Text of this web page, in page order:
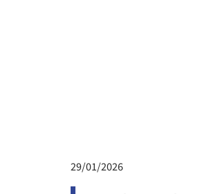
29/01/2026